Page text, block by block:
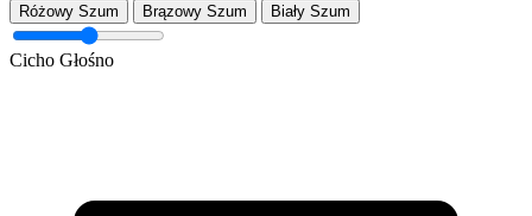
Różowy Szum Brązowy Szum Biały Szum
Cicho Głośno